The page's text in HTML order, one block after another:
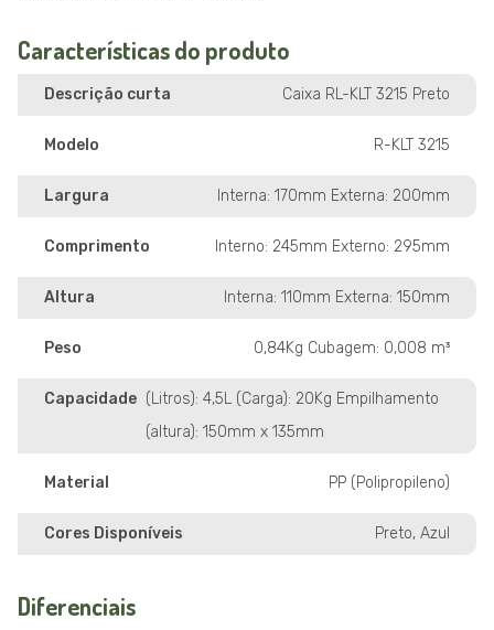
Características do produto
Descrição curta Caixa RL-KLT 3215 Preto
Modelo R-KLT 3215
Largura Interna: 170mm Externa: 200mm
Comprimento Interno: 245mm Externo: 295mm
Altura Interna: 110mm Externa: 150mm
Peso 0,84Kg Cubagem: 0,008 m³
Capacidade (Litros): 4,5L (Carga): 20Kg Empilhamento
(altura): 150mm x 135mm
Material PP (Polipropileno)
Cores Disponíveis Preto, Azul
Diferenciais